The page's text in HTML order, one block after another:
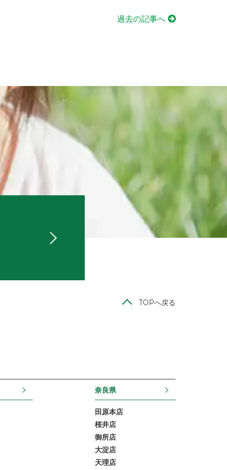
過去の記事へ
TOPへ戻る
奈良県
田原本店
桜井店
御所店
大淀店
天理店